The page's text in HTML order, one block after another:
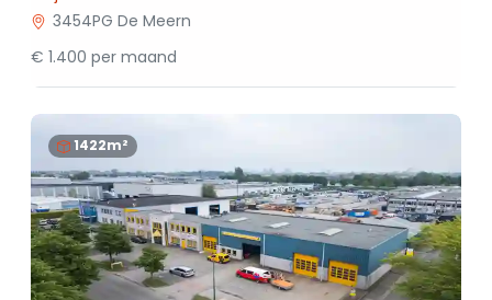
3454PG De Meern
€ 1.400 per maand
1422m²